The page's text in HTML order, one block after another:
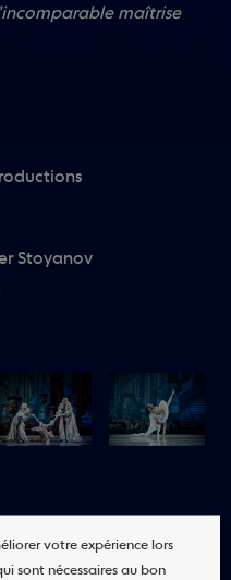
maîtrise
Stoyanov
votre expérience lors
sont nécessaires au bon